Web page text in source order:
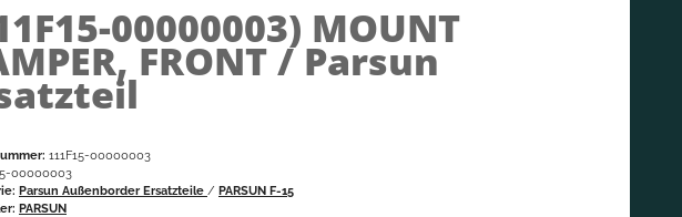
00000003) MOUNT
FRONT / Parsun
111F15-00000003
00000003
Parsun Außenborder Ersatzteile / PARSUN F-15
PARSUN